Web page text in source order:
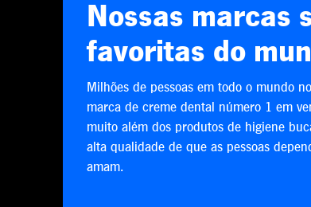
Nossas marcas
favoritas do
Milhões de pessoas em todo o mundo
marca de creme dental número 1 em
muito além dos produtos de higiene
alta qualidade de que as pessoas
amam.